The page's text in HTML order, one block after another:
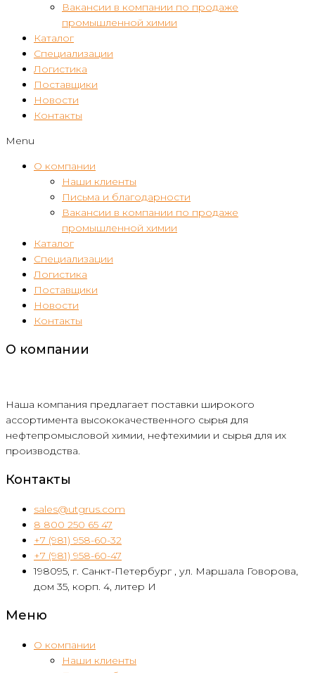
Вакансии в компании по продаже
промышленной химии
Каталог
Специализации
Логистика
Поставщики
Новости
Контакты
Menu
О компании
Наши клиенты
Письма и благодарности
Вакансии в компании по продаже
промышленной химии
Каталог
Специализации
Логистика
Поставщики
Новости
Контакты
О компании
Наша компания предлагает поставки широкого
ассортимента высококачественного сырья для
нефтепромысловой химии, нефтехимии и сырья для их
производства.
Контакты
sales@utgrus.com
8 800 250 65 47
+7 (981) 958-60-32
+7 (981) 958-60-47
198095, г. Санкт-Петербург , ул. Маршала Говорова,
дом 35, корп. 4, литер И
Меню
О компании
Наши клиенты